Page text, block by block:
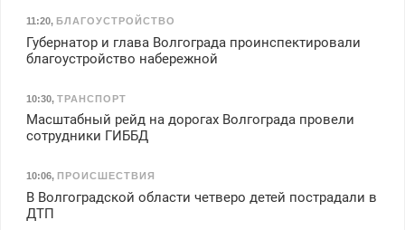
11:20, БЛАГОУСТРОЙСТВО
Губернатор и глава Волгограда проинспектировали
благоустройство набережной
10:30, ТРАНСПОРТ
Масштабный рейд на дорогах Волгограда провели
сотрудники ГИББД
10:06, ПРОИСШЕСТВИЯ
В Волгоградской области четверо детей пострадали в
ДТП